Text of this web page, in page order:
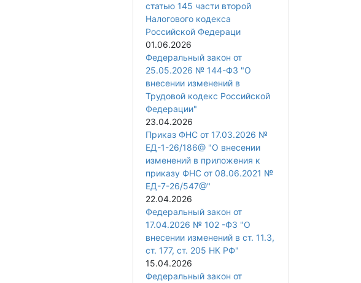
статью 145 части второй
Налогового кодекса
Российской Федераци
01.06.2026
Федеральный закон от
25.05.2026 № 144-ФЗ "О
внесении изменений в
Трудовой кодекс Российской
Федерации"
23.04.2026
Приказ ФНС от 17.03.2026 №
ЕД-1-26/186@ "О внесении
изменений в приложения к
приказу ФНС от 08.06.2021 №
ЕД-7-26/547@"
22.04.2026
Федеральный закон от
17.04.2026 № 102 -ФЗ "О
внесении изменений в ст. 11.3,
ст. 177, ст. 205 НК РФ"
15.04.2026
Федеральный закон от